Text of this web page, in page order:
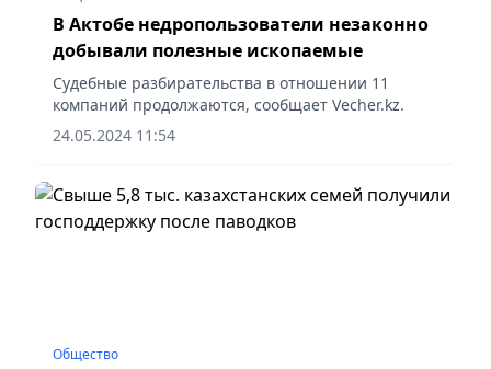
В Актобе недропользователи незаконно
добывали полезные ископаемые
Судебные разбирательства в отношении 11
компаний продолжаются, сообщает Vecher.kz.
24.05.2024 11:54
Общество